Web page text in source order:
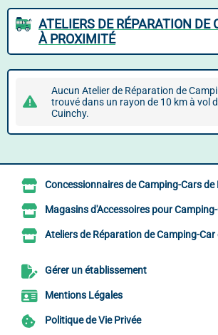
ATELIERS DE RÉPARATION DE
À PROXIMITÉ
Aucun Atelier de Réparation de
trouvé dans un rayon de 10 km à vol
Cuinchy.
Concessionnaires de Camping-Cars de
Magasins d'Accessoires pour
Ateliers de Réparation de Camping-Car
Gérer un établissement
Mentions Légales
Politique de Vie Privée